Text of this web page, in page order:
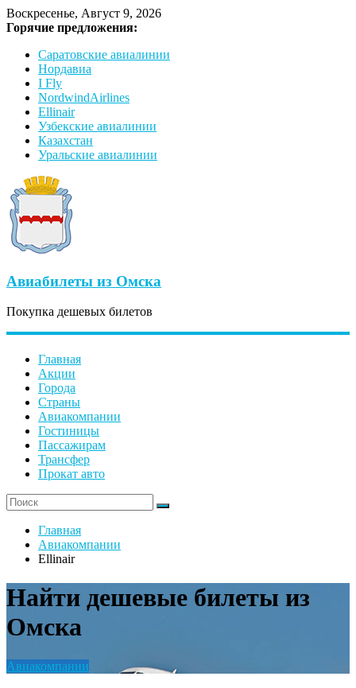
Воскресенье, Август 9, 2026
Горячие предложения:
Саратовские авиалинии
Нордавиа
I Fly
NordwindAirlines
Ellinair
Узбекские авиалинии
Казахстан
Уральские авиалинии
Авиабилеты из Омска
Покупка дешевых билетов
Главная
Акции
Города
Страны
Авиакомпании
Гостиницы
Пассажирам
Трансфер
Прокат авто
Главная
Авиакомпании
Ellinair
Найти дешевые билеты из
Омска
Авиакомпании